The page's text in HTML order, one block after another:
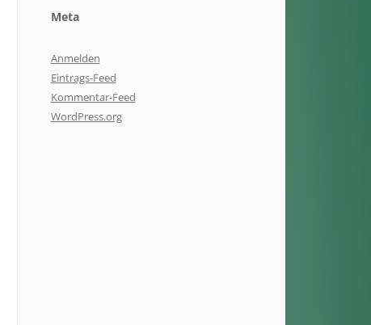
Meta
Anmelden
Eintrags-Feed
Kommentar-Feed
WordPress.org